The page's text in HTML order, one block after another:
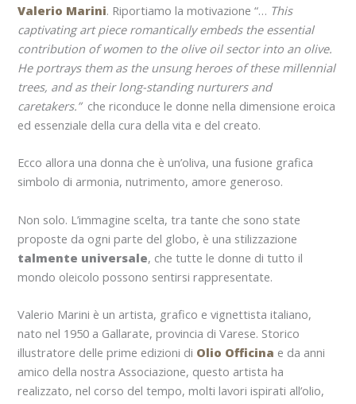
Valerio Marini. Riportiamo la motivazione “… This
captivating art piece romantically embeds the essential
contribution of women to the olive oil sector into an olive.
He portrays them as the unsung heroes of these millennial
trees, and as their long-standing nurturers and
caretakers.” che riconduce le donne nella dimensione eroica
ed essenziale della cura della vita e del creato.
Ecco allora una donna che è un’oliva, una fusione grafica
simbolo di armonia, nutrimento, amore generoso.
Non solo. L’immagine scelta, tra tante che sono state
proposte da ogni parte del globo, è una stilizzazione
talmente universale, che tutte le donne di tutto il
mondo oleicolo possono sentirsi rappresentate.
Valerio Marini è un artista, grafico e vignettista italiano,
nato nel 1950 a Gallarate, provincia di Varese. Storico
illustratore delle prime edizioni di Olio Officina e da anni
amico della nostra Associazione, questo artista ha
realizzato, nel corso del tempo, molti lavori ispirati all’olio,